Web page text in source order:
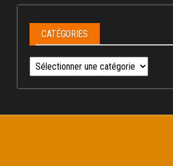
CATÉGORIES
Catégories